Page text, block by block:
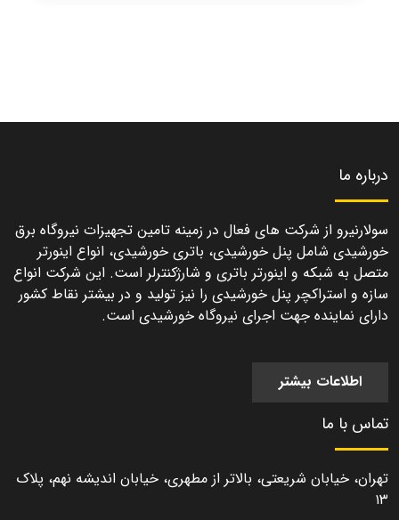
درباره ما
سولارنیرو از شرکت های فعال در زمینه تامین تجهیزات نیروگاه برق
خورشیدی شامل پنل خورشیدی، باتری خورشیدی، انواع اینورتر
متصل به شبکه و اینورتر باتری و شارژکنترلر است. این شرکت انواع
سازه و استراکچر پنل خورشیدی را نیز تولید و در بیشتر نقاط کشور
دارای نماینده جهت اجرای نیروگاه خورشیدی است.
اطلاعات بیشتر
تماس با ما
تهران، خیابان شریعتی، بالاتر از مطهری، خیابان اندیشه نهم، پلاک
۱۳